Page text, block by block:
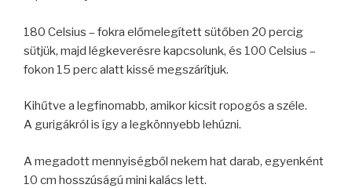
180 Celsius – fokra előmelegített sütőben 20 percig
sütjük, majd légkeverésre kapcsolunk, és 100 Celsius –
fokon 15 perc alatt kissé megszárítjuk.
Kihűtve a legfinomabb, amikor kicsit ropogós a széle.
A gurigákról is így a legkönnyebb lehúzni.
A megadott mennyiségből nekem hat darab, egyenként
10 cm hosszúságú mini kalács lett.